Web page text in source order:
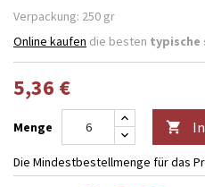
Verpackung: 250 gr
Online kaufen die besten typische
5,36 €
Menge 
Die Mindestbestellmenge für das